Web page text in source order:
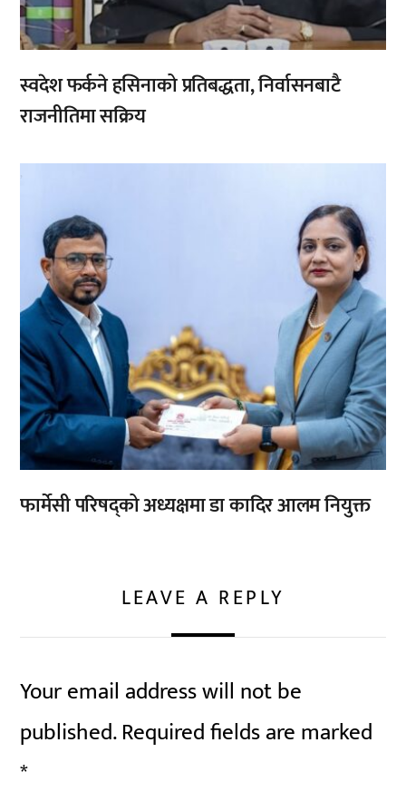
स्वदेश फर्कने हसिनाको प्रतिबद्धता, निर्वासनबाटै
राजनीतिमा सक्रिय
,
फार्मेसी परिषद्को अध्यक्षमा डा कादिर आलम नियुक्त
LEAVE A REPLY
Your email address will not be
published.Required fields are marked
*